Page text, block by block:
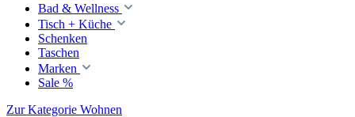
Bad & Wellness
Tisch + Küche
Schenken
Taschen
Marken
Sale %
Zur Kategorie Wohnen